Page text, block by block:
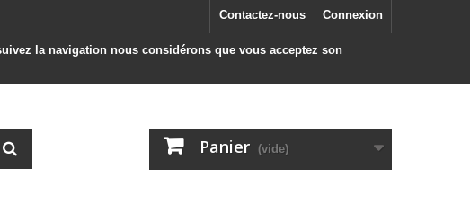
Connexion
Contactez-nous
la navigation nous considérons que vous acceptez son
Panier (vide)